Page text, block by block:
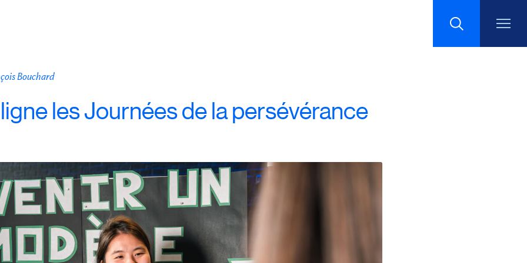
Bouchard
les Journées de la persévérance